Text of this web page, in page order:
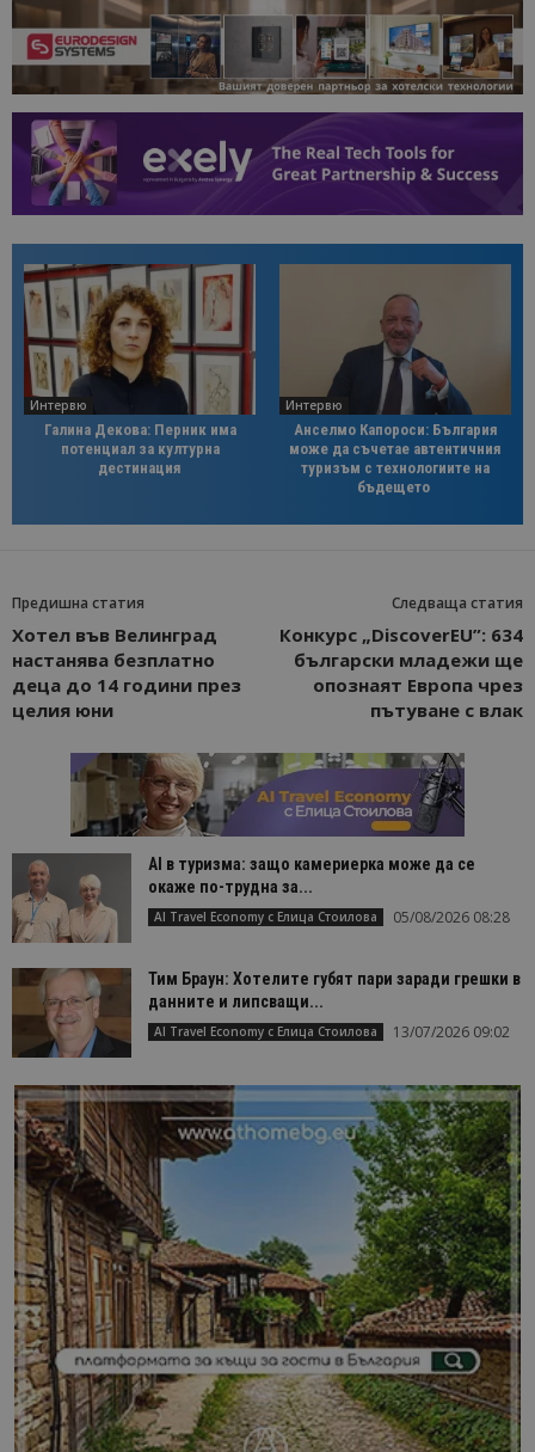
Интервю
Галина Декова: Перник има
потенциал за културна
дестинация
Интервю
Анселмо Капороси: България
може да съчетае автентичния
туризъм с технологиите на
бъдещето
Предишна статия
Хотел във Велинград
настанява безплатно
деца до 14 години през
целия юни
Следваща статия
Конкурс „DiscoverEU”: 634
български младежи ще
опознаят Европа чрез
пътуване с влак
AI в туризма: защо камериерка може да се
окаже по-трудна за...
AI Travel Economy с Елица Стоилова 05/08/2026 08:28
Тим Браун: Хотелите губят пари заради грешки в
данните и липсващи...
AI Travel Economy с Елица Стоилова 13/07/2026 09:02